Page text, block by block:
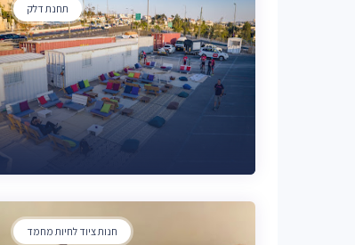
תחנת דלק
חנות ציוד לחיות מחמד